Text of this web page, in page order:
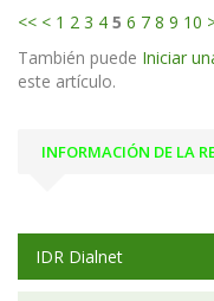
<< < 1 2 3 4 5 6 7 8 9 10
También puede Iniciar
este artículo.
INFORMACIÓN DE LA
IDR Dialnet